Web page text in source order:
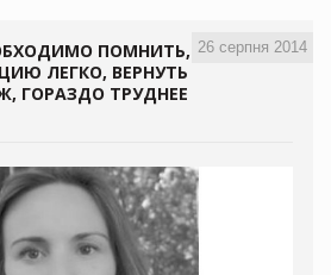
26 серпня 2014
ПОМНИТЬ,
ЛЕГКО, ВЕРНУТЬ
ГОРАЗДО ТРУДНЕЕ